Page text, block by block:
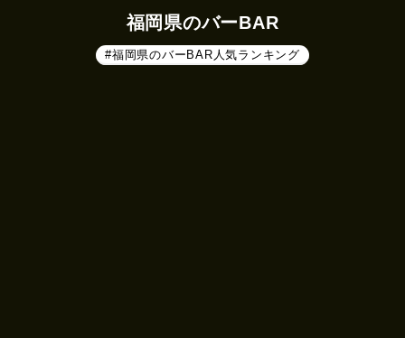
福岡県のバーBAR
#福岡県のバーBAR人気ランキング